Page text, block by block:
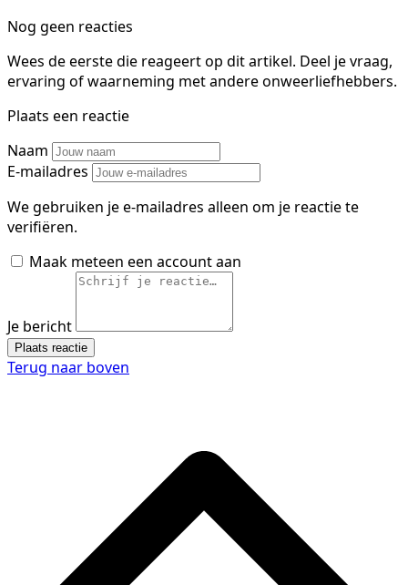
Nog geen reacties
Wees de eerste die reageert op dit artikel. Deel je vraag,
ervaring of waarneming met andere onweerliefhebbers.
Plaats een reactie
Naam
E-mailadres
We gebruiken je e-mailadres alleen om je reactie te
verifiëren.
Maak meteen een account aan
Je bericht
Plaats reactie
Terug naar boven